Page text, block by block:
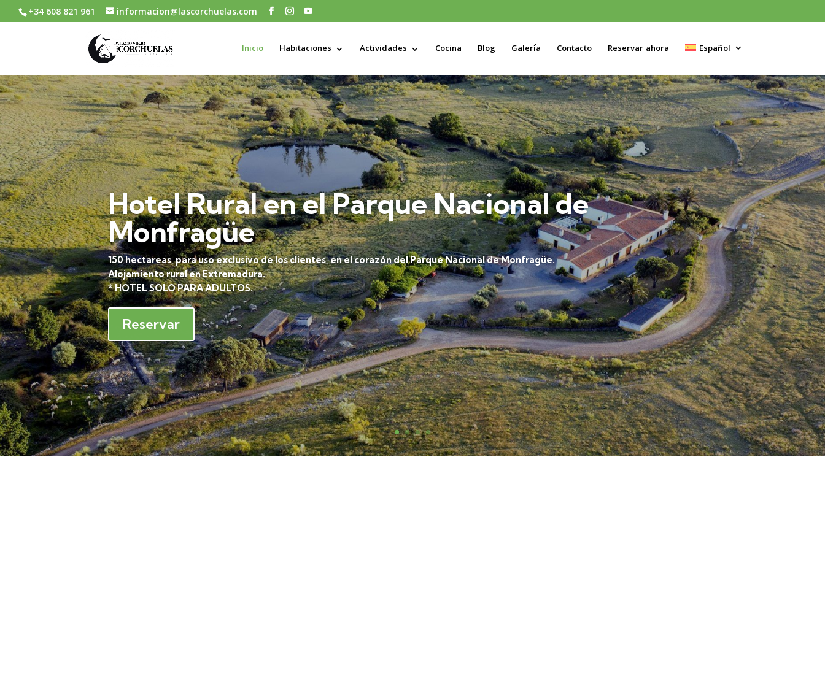
+34 608 821 961 informacion@lascorchuelas.com
Inicio Habitaciones Actividades Cocina Blog Galería Contacto Reservar ahora Español
Hotel Rural en el Parque Nacional de
Monfragüe
150 hectareas, para uso exclusivo de los clientes, en el corazón del Parque Nacional de Monfragüe.
Alojamiento rural en Extremadura.
* HOTEL SOLO PARA ADULTOS.
Reservar